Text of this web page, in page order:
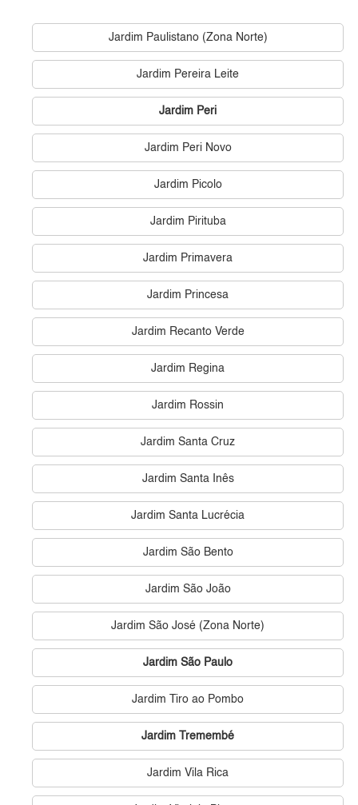
Jardim Paulistano (Zona Norte)
Jardim Pereira Leite
Jardim Peri
Jardim Peri Novo
Jardim Picolo
Jardim Pirituba
Jardim Primavera
Jardim Princesa
Jardim Recanto Verde
Jardim Regina
Jardim Rossin
Jardim Santa Cruz
Jardim Santa Inês
Jardim Santa Lucrécia
Jardim São Bento
Jardim São João
Jardim São José (Zona Norte)
Jardim São Paulo
Jardim Tiro ao Pombo
Jardim Tremembé
Jardim Vila Rica